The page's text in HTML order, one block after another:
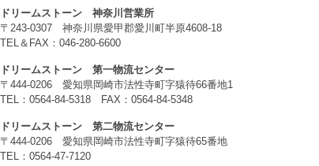
ドリームストーン 神奈川営業所
〒243-0307 神奈川県愛甲郡愛川町半原4608-18
TEL＆FAX：046-280-6600
ドリームストーン 第一物流センター
〒444-0206 愛知県岡崎市法性寺町字猿待66番地1
TEL：0564-84-5318 FAX：0564-84-5348
ドリームストーン 第二物流センター
〒444-0206 愛知県岡崎市法性寺町字猿待65番地
TEL：0564-47-7120